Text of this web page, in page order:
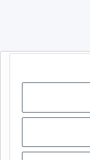
DE
FR